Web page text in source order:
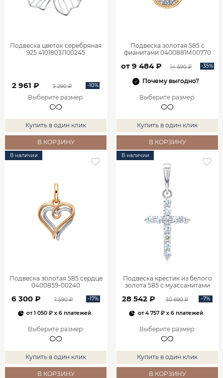
Подвеска цветок серебряная
925 4101803Л00245
2 961 ₽ 3 290 ₽ -10%
Выберите размер:
Купить в один клик
В КОРЗИНУ
Подвеска золотая 585 с
фианитами 0400881М00770
от 9 484 ₽ 14 590 ₽ -35%
Почему выгодно?
Выберите размер:
Купить в один клик
В КОРЗИНУ
В наличии
Подвеска золотая 585 сердце
0400859-00240
6 300 ₽ 7 590 ₽ -17%
от1 050 ₽ x 6 платежей
Выберите размер:
Купить в один клик
В КОРЗИНУ
В наличии
Подвеска крестик из белого
золота 585 с муассанитами
28 542 ₽ 30 690 ₽ -7%
от4 757 ₽x 6 платежей
Выберите размер:
Купить в один клик
В КОРЗИНУ